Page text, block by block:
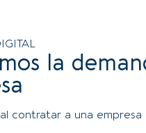
la
contratar a una empresa